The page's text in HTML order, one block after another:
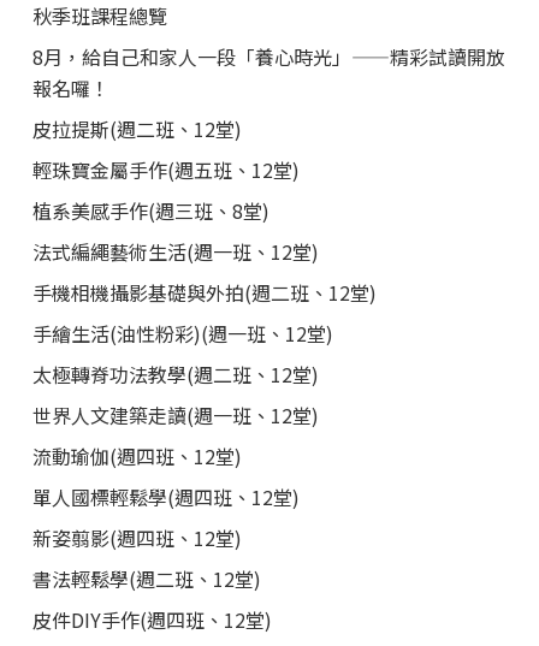
秋季班課程總覽
8月，給自己和家人一段「養心時光」——精彩試讀開放
報名囉！
皮拉提斯(週二班、12堂)
輕珠寶金屬手作(週五班、12堂)
植系美感手作(週三班、8堂)
法式編繩藝術生活(週一班、12堂)
手機相機攝影基礎與外拍(週二班、12堂)
手繪生活(油性粉彩)(週一班、12堂)
太極轉脊功法教學(週二班、12堂)
世界人文建築走讀(週一班、12堂)
流動瑜伽(週四班、12堂)
單人國標輕鬆學(週四班、12堂)
新姿翦影(週四班、12堂)
書法輕鬆學(週二班、12堂)
皮件DIY手作(週四班、12堂)